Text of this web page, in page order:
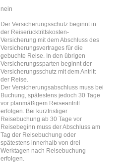
nein
Der Versicherungsschutz beginnt in
der Reiserücktrittskosten-
Versicherung mit dem Abschluss des
Versicherungsvertrages für die
gebuchte Reise. In den übrigen
Versicherungssparten beginnt der
Versicherungsschutz mit dem Antritt
der Reise.
Der Versicherungsabschluss muss bei
Buchung, spätestens jedoch 30 Tage
vor planmäßigem Reiseantritt
erfolgen. Bei kurzfristiger
Reisebuchung ab 30 Tage vor
Reisebeginn muss der Abschluss am
Tag der Reisebuchung oder
spätestens innerhalb von drei
Werktagen nach Reisebuchung
erfolgen.